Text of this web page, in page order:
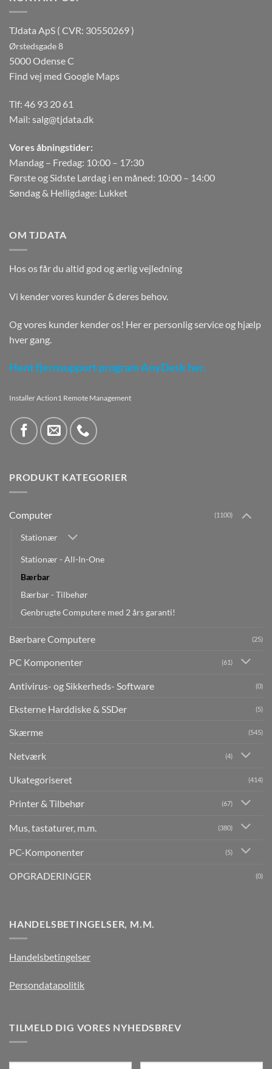
TJdata ApS ( CVR: 30550269 )
Ørstedsgade 8
5000 Odense C
Find vej med Google Maps
Tlf: 46 93 20 61
Mail: salg@tjdata.dk
Vores åbningstider:
Mandag – Fredag: 10:00 – 17:30
Første og Sidste Lørdag i en måned: 10:00 – 14:00
Søndag & Helligdage: Lukket
OM TJDATA
Hos os får du altid god og ærlig vejledning
Vi kender vores kunder & deres behov.
Og vores kunder kender os! Her er personlig service og hjælp
hver gang.
Hent fjernsupport program AnyDesk her.
Installer Action1 Remote Management
PRODUKT KATEGORIER
Computer (1100)
Stationær
Stationær - All-In-One
Bærbar
Bærbar - Tilbehør
Genbrugte Computere med 2 års garanti!
Bærbare Computere (25)
PC Komponenter (61)
Antivirus- og Sikkerheds- Software (0)
Eksterne Harddiske & SSDer (5)
Skærme (545)
Netværk (4)
Ukategoriseret (414)
Printer & Tilbehør (67)
Mus, tastaturer, m.m. (380)
PC-Komponenter (5)
OPGRADERINGER (0)
HANDELSBETINGELSER, M.M.
Handelsbetingelser
Persondatapolitik
TILMELD DIG VORES NYHEDSBREV